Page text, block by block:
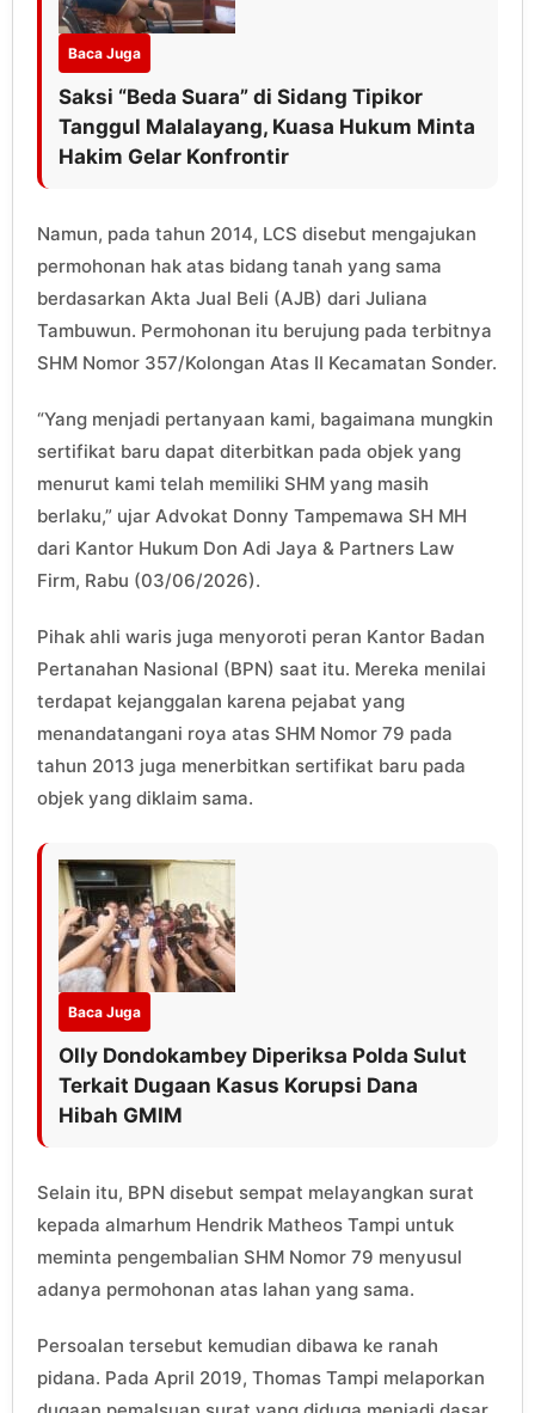
Baca Juga
Saksi “Beda Suara” di Sidang Tipikor
Tanggul Malalayang, Kuasa Hukum Minta
Hakim Gelar Konfrontir
Namun, pada tahun 2014, LCS disebut mengajukan
permohonan hak atas bidang tanah yang sama
berdasarkan Akta Jual Beli (AJB) dari Juliana
Tambuwun. Permohonan itu berujung pada terbitnya
SHM Nomor 357/Kolongan Atas II Kecamatan Sonder.
“Yang menjadi pertanyaan kami, bagaimana mungkin
sertifikat baru dapat diterbitkan pada objek yang
menurut kami telah memiliki SHM yang masih
berlaku,” ujar Advokat Donny Tampemawa SH MH
dari Kantor Hukum Don Adi Jaya & Partners Law
Firm, Rabu (03/06/2026).
Pihak ahli waris juga menyoroti peran Kantor Badan
Pertanahan Nasional (BPN) saat itu. Mereka menilai
terdapat kejanggalan karena pejabat yang
menandatangani roya atas SHM Nomor 79 pada
tahun 2013 juga menerbitkan sertifikat baru pada
objek yang diklaim sama.
Baca Juga
Olly Dondokambey Diperiksa Polda Sulut
Terkait Dugaan Kasus Korupsi Dana
Hibah GMIM
Selain itu, BPN disebut sempat melayangkan surat
kepada almarhum Hendrik Matheos Tampi untuk
meminta pengembalian SHM Nomor 79 menyusul
adanya permohonan atas lahan yang sama.
Persoalan tersebut kemudian dibawa ke ranah
pidana. Pada April 2019, Thomas Tampi melaporkan